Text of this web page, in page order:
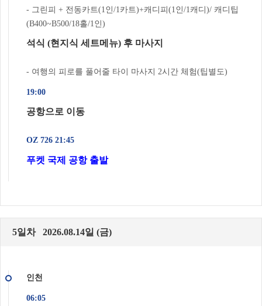
- 그린피 + 전동카트(1인/1카트)+캐디피(1인/1캐디)/ 캐디팁
(B400~B500/18홀/1인)
석식 (현지식 세트메뉴) 후 마사지
- 여행의 피로를 풀어줄 타이 마사지 2시간 체험(팁별도)
19:00
공항으로 이동
OZ 726 21:45
푸켓 국제 공항 출발
5일차 2026.08.14일 (금)
인천
06:05